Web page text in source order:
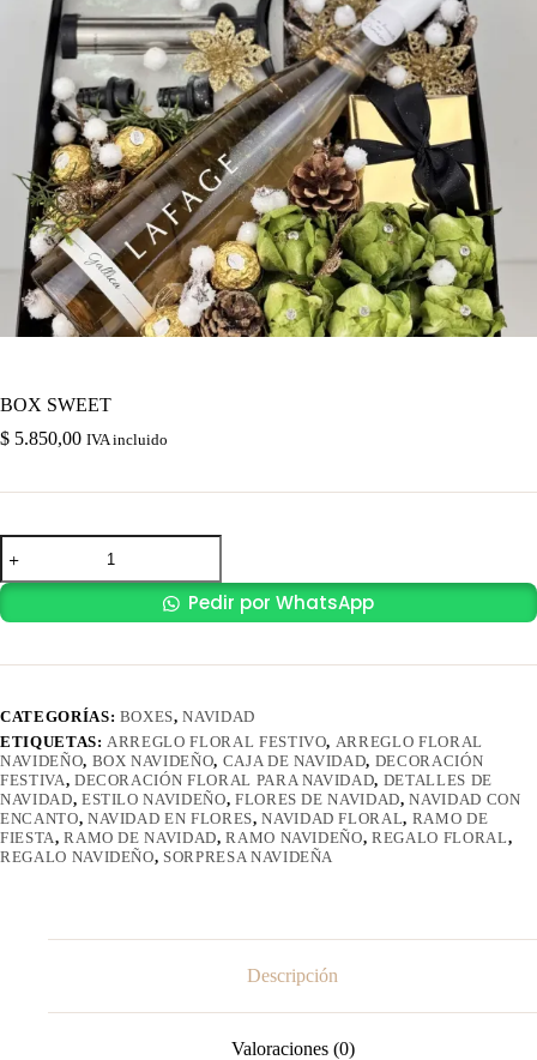
BOX SWEET
$ 5.850,00 IVA incluido
BOX
SWEET
cantidad
Pedir por WhatsApp
CATEGORÍAS: BOXES,NAVIDAD
ETIQUETAS:ARREGLO FLORAL FESTIVO, ARREGLO FLORAL
NAVIDEÑO, BOX NAVIDEÑO, CAJA DE NAVIDAD, DECORACIÓN
FESTIVA, DECORACIÓN FLORAL PARA NAVIDAD, DETALLES DE
NAVIDAD, ESTILO NAVIDEÑO, FLORES DE NAVIDAD,NAVIDAD CON
ENCANTO, NAVIDAD EN FLORES,NAVIDAD FLORAL, RAMO DE
FIESTA,RAMO DE NAVIDAD,RAMO NAVIDEÑO,REGALO FLORAL,
REGALO NAVIDEÑO, SORPRESA NAVIDEÑA
Descripción
Valoraciones (0)